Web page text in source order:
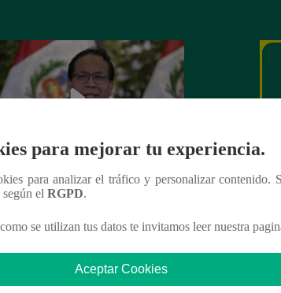
Sánchez: reprograman audiencia
para mejorar tu experiencia.
para analizar el tráfico y personalizar contenido.
según el RGPD.
se utilizan tus datos te invitamos leer nuestra
Aceptar Cookies